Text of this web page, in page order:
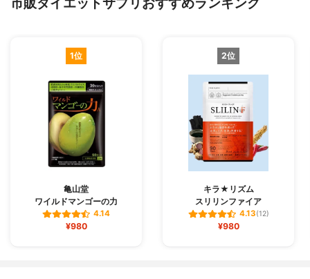
1位
亀山堂
ワイルドマンゴーの力
4.14
¥980
2位
キラ★リズム
スリリンファイア
4.13(12)
¥980